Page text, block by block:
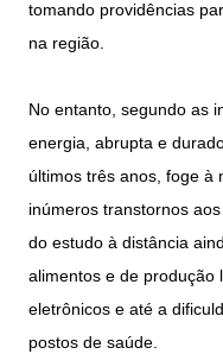
tomando providências
na região.
No entanto, segundo as
energia, abrupta e
últimos três anos, foge à
inúmeros transtornos
do estudo à distância
alimentos e de produção
eletrônicos e até a
postos de saúde.